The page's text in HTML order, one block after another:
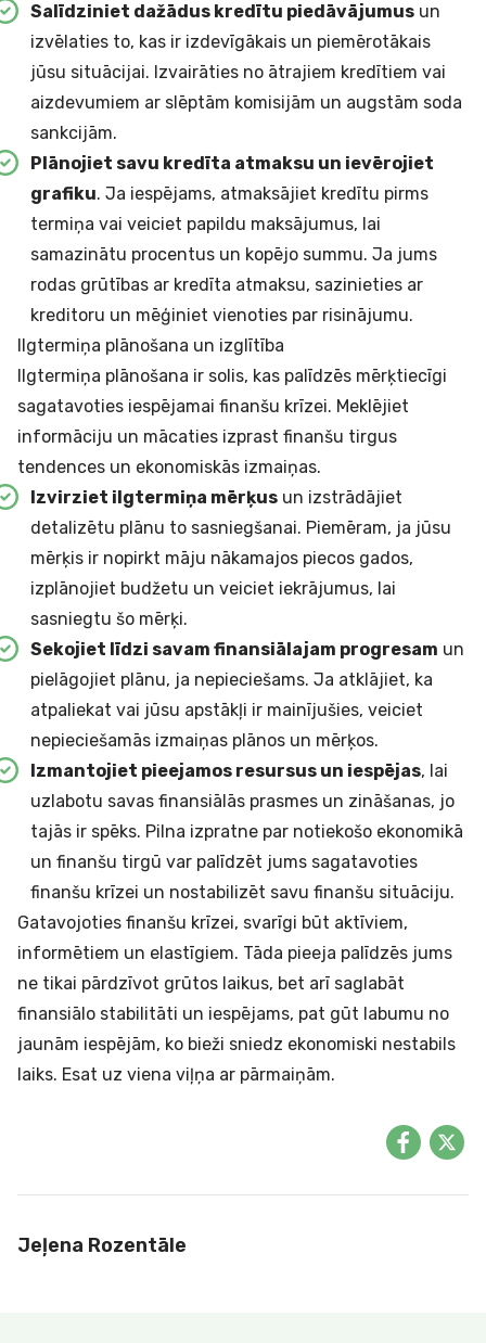
Salīdziniet dažādus kredītu piedāvājumus un
izvēlaties to, kas ir izdevīgākais un piemērotākais
jūsu situācijai. Izvairāties no ātrajiem kredītiem vai
aizdevumiem ar slēptām komisijām un augstām soda
sankcijām.
Plānojiet savu kredīta atmaksu un ievērojiet
grafiku. Ja iespējams, atmaksājiet kredītu pirms
termiņa vai veiciet papildu maksājumus, lai
samazinātu procentus un kopējo summu. Ja jums
rodas grūtības ar kredīta atmaksu, sazinieties ar
kreditoru un mēģiniet vienoties par risinājumu.
Ilgtermiņa plānošana un izglītība
Ilgtermiņa plānošana ir solis, kas palīdzēs mērķtiecīgi
sagatavoties iespējamai finanšu krīzei. Meklējiet
informāciju un mācaties izprast finanšu tirgus
tendences un ekonomiskās izmaiņas.
Izvirziet ilgtermiņa mērķus un izstrādājiet
detalizētu plānu to sasniegšanai. Piemēram, ja jūsu
mērķis ir nopirkt māju nākamajos piecos gados,
izplānojiet budžetu un veiciet iekrājumus, lai
sasniegtu šo mērķi.
Sekojiet līdzi savam finansiālajam progresam un
pielāgojiet plānu, ja nepieciešams. Ja atklājiet, ka
atpaliekat vai jūsu apstākļi ir mainījušies, veiciet
nepieciešamās izmaiņas plānos un mērķos.
Izmantojiet pieejamos resursus un iespējas, lai
uzlabotu savas finansiālās prasmes un zināšanas, jo
tajās ir spēks. Pilna izpratne par notiekošo ekonomikā
un finanšu tirgū var palīdzēt jums sagatavoties
finanšu krīzei un nostabilizēt savu finanšu situāciju.
Gatavojoties finanšu krīzei, svarīgi būt aktīviem,
informētiem un elastīgiem. Tāda pieeja palīdzēs jums
ne tikai pārdzīvot grūtos laikus, bet arī saglabāt
finansiālo stabilitāti un iespējams, pat gūt labumu no
jaunām iespējām, ko bieži sniedz ekonomiski nestabils
laiks. Esat uz viena viļņa ar pārmaiņām.
Jeļena Rozentāle